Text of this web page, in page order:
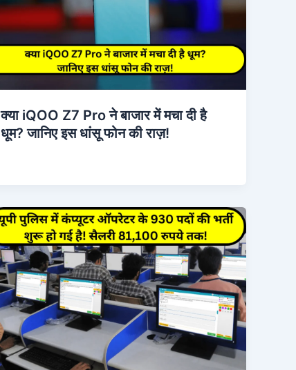
क्या iQOO Z7 Pro ने बाजार में मचा दी है
धूम? जानिए इस धांसू फोन की राज़!